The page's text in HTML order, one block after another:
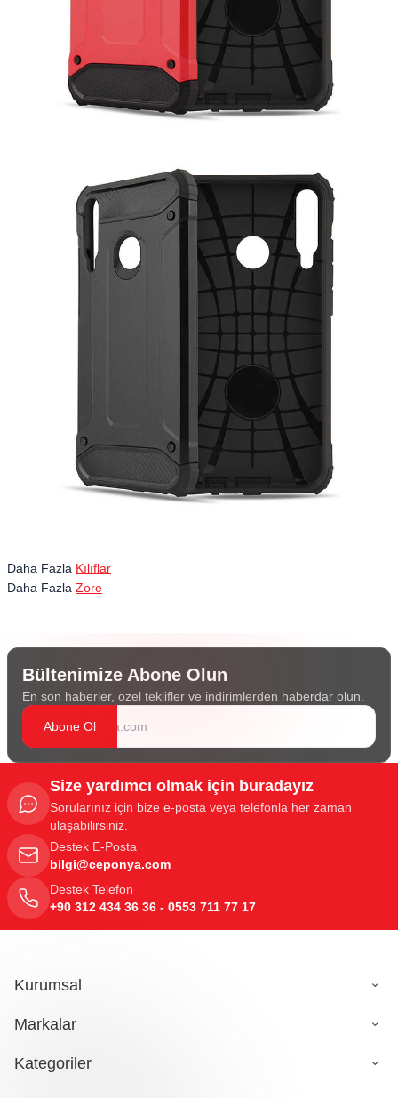
Daha Fazla Kılıflar
Daha Fazla Zore
Bültenimize Abone Olun
En son haberler, özel teklifler ve indirimlerden haberdar olun.
Abone Ol
Size yardımcı olmak için buradayız
Sorularınız için bize e-posta veya telefonla her zaman
ulaşabilirsiniz.
Destek E-Posta
bilgi@ceponya.com
Destek Telefon
+90 312 434 36 36 - 0553 711 77 17
Kurumsal
Markalar
Kategoriler